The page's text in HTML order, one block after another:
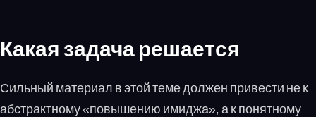
Какая задача решается
Сильный материал в этой теме должен привести не к
абстрактному «повышению имиджа», а к понятному